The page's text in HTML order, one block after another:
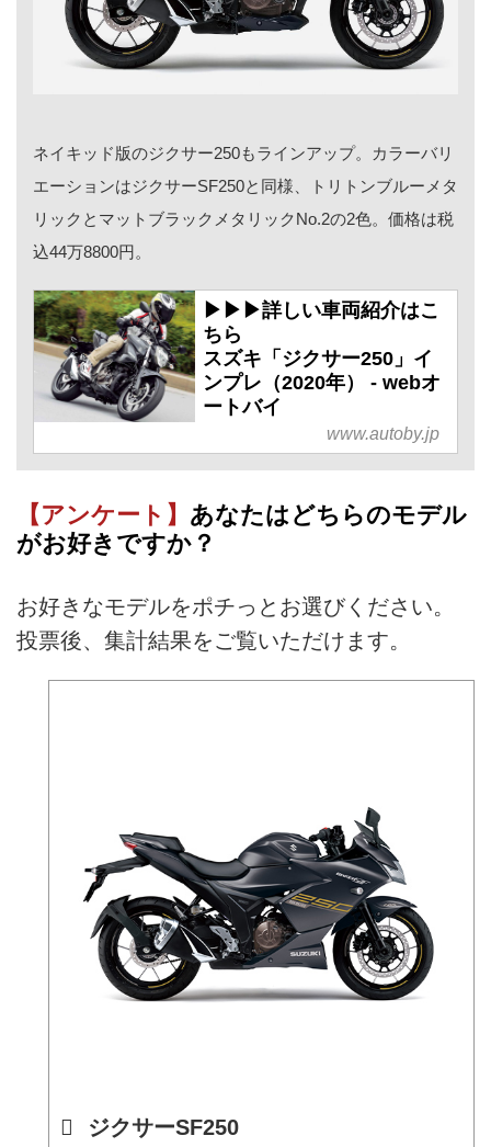
ネイキッド版のジクサー250もラインアップ。カラーバリ
エーションはジクサーSF250と同様、トリトンブルーメタ
リックとマットブラックメタリックNo.2の2色。価格は税
込44万8800円。
▶▶▶詳しい車両紹介はこ
ちら
スズキ「ジクサー250」イ
ンプレ（2020年） - webオ
ートバイ
www.autoby.jp
【アンケート】 あなたはどちらのモデル
がお好きですか？
お好きなモデルをポチっとお選びください。
投票後、集計結果をご覧いただけます。
ジクサーSF250